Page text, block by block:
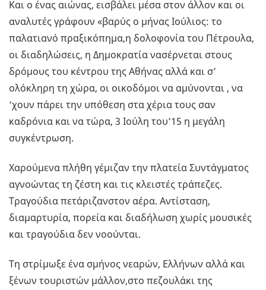
Και ο ένας αιώνας, εισβάλει μέσα στον άλλον και οι
αναλυτές γράφουν «βαρύς ο μήνας Ιούλιος: το
παλατιανό πραξικόπημα,η δολοφονία του Πέτρουλα,
οι διαδηλώσεις, η Δημοκρατία νασέρνεται στους
δρόμους του κέντρου της Αθήνας αλλά και σ’
ολόκληρη τη χώρα, οι οικοδόμοι να αμύνονται , να
‘χουν πάρει την υπόθεση στα χέρια τους σαν
καδρόνια και να τώρα, 3 Ιούλη του‘15 η μεγάλη
συγκέντρωση.
Χαρούμενα πλήθη γέμιζαν την πλατεία Συντάγματος
αγνοώντας τη ζέστη και τις κλειστές τράπεζες.
Τραγούδια πετάριζανστον αέρα. Αντίσταση,
διαμαρτυρία, πορεία και διαδήλωση χωρίς μουσικές
και τραγούδια δεν νοούνται.
Τη στρίμωξε ένα σμήνος νεαρών, Ελλήνων αλλά και
ξένων τουριστών μάλλον,στο πεζουλάκι της